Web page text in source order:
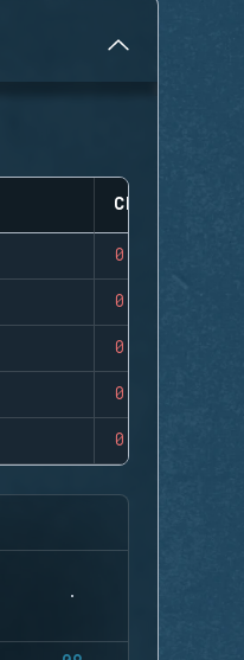
CLUTCHES
0
0
0
0
0